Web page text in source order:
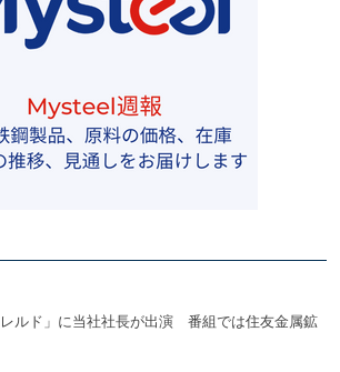
ルド」に当社社長が出演 番組では住友金属鉱